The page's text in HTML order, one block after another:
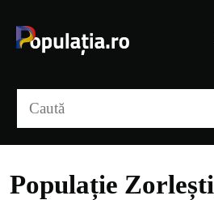
conținut
Populație